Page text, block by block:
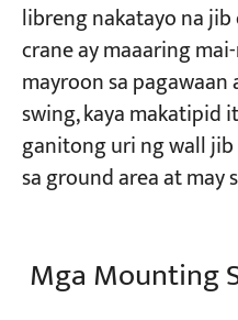
Mga Blog
Balita
Mga Aplikasyon
Tungkol sa atin
Makipag-ugnayan sa amin
libreng nakatayo na
crane ay maaaring
mayroon sa
swing, kaya makatipid
ganitong uri ng wall
sa ground area at may
Mga Mounting